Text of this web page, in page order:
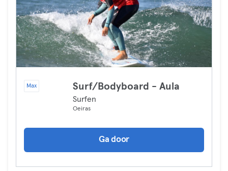
Max Surf/Bodyboard - Aula
Surfen
Oeiras
Ga door